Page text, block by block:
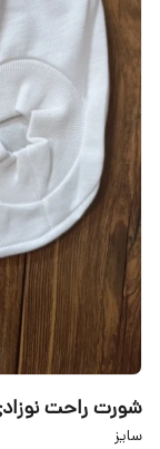
شورت راحت نوزادی سایز ۴ تا ۶ –
سایز